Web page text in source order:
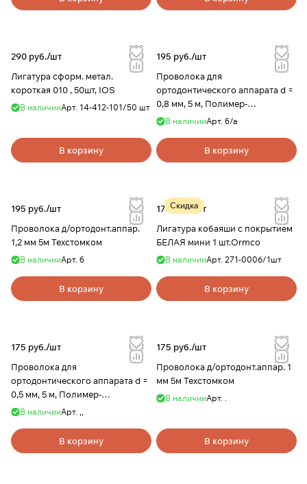
290 руб./шт
Лигатура сформ. метал.
короткая 010 , 50шт, IOS
В наличииАрт. 14-412-101/50 шт
В корзину
195 руб./шт
Проволока для
ортодонтического аппарата d =
0,8 мм, 5 м, Полимер-
стоматология
В наличииАрт. б/а
В корзину
195 руб./шт
Проволока д/ортодонт.аппар.
1,2 мм 5м Техстомком
В наличииАрт. б
В корзину
Скидка
175 руб./шт
Лигатура кобаяши с покрытием
БЕЛАЯ мини 1 шт.Ormco
В наличииАрт. 271-0006/1шт
В корзину
175 руб./шт
Проволока для
ортодонтического аппарата d =
0,5 мм, 5 м, Полимер-
стоматология
В наличииАрт. ,,
В корзину
175 руб./шт
Проволока д/ортодонт.аппар. 1
мм 5м Техстомком
В наличииАрт. .
В корзину